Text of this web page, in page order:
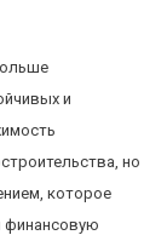
и
но
которое
финансовую